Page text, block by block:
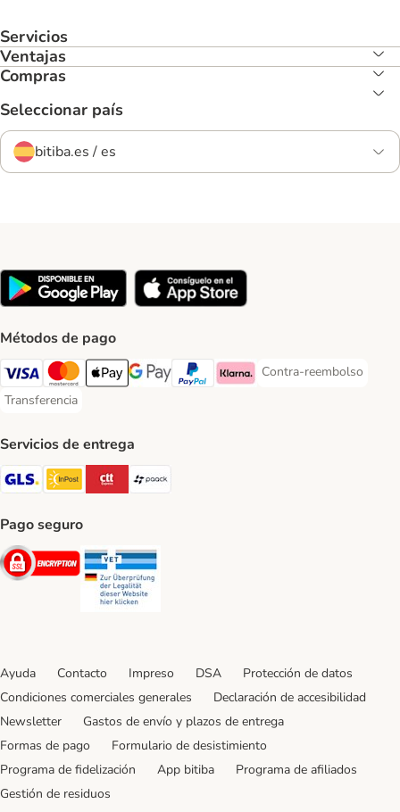
Servicios
Ventajas
Compras
Seleccionar país
bitiba.es / es
Métodos de pago
Visa Payment Method
Mastercard Payment Method
Apple Pay Payment Method
Google Pay Payment Method
PayPal Payment Method
Klarna Payment Method
Contra-reembolso
Contra-reembolso
Transferencia
Transferencia Payment Method
Servicios de entrega
GLS Shipping Method
InPost Shipping Method
CTTExpress Shipping Method
paack Shipping Method
Pago seguro
Security
Ayuda Contacto Impreso DSA
Protección de datos
Condiciones comerciales generales
Declaración de accesibilidad
Newsletter
Gastos de envío y plazos de entrega
Formas de pago
Formulario de desistimiento
Programa de fidelización
App bitiba
Programa de afiliados
Gestión de residuos